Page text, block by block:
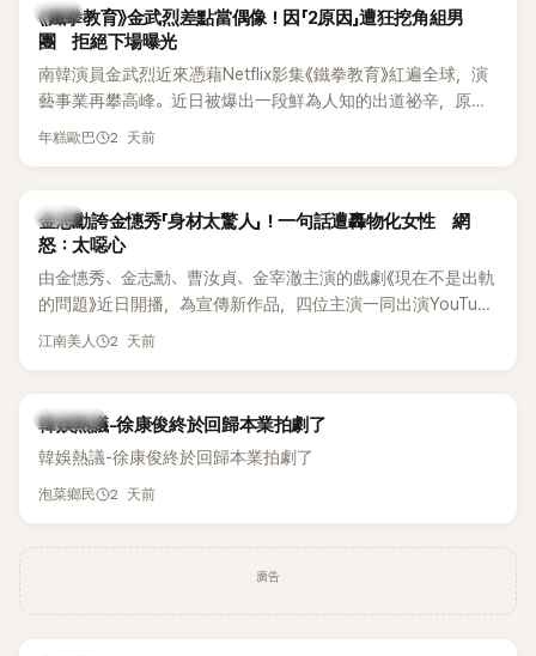
員身分出道，該團在 2000 年代初期紅極一時，由李智惠、徐
智英兩位女成員，以及張錫炫、Chris Kim 兩位男成員組成。不
過後來爆出長達四年的團內霸凌風波，甚至傳出徐智英母親對
李智惠言語辱罵、動手等爭議，最終團體於 2002 年解散。 團
體解散後，李智惠轉型 solo，靠著綜藝與歌唱實力持續活躍演
藝圈。據悉，她當年能加入 S#arp，也與 李尚敏 的賞識有關。
感情方面，李智惠於 2017 年與圈外男友結婚，婚後育有兩個
目，她經營的 YouTube 頻道也即將突破百萬訂閱，近年內容深
受網友喜愛，再度迎來事業第二春。
韓星
《鐵拳教育》金武烈差點當偶像！因「2原因」遭狂挖角組男
團 拒絕下場曝光
南韓演員金武烈近來憑藉Netflix影集《鐵拳教育》紅遍全球，演
藝事業再攀高峰。近日被爆出一段鮮為人知的出道祕辛，原來
他當年差點不是以演員身分出道，而是成為男團偶像的一員。
年糕歐巴 2 天前
韓星
金志勳誇金憓秀「身材太驚人」！一句話遭轟物化女性 網
怒：太噁心
由金憓秀、金志勳、曹汝貞、金宰澈主演的戲劇《現在不是出軌
的問題》近日開播，為宣傳新作品，四位主演一同出演YouTube
節目，不料訪談中的一段發言卻意外掀起爭議。不少網友認
江南美人 2 天前
熱議討論
韓娛熱議-徐康俊終於回歸本業拍劇了
韓娛熱議-徐康俊終於回歸本業拍劇了
泡菜鄉民 2 天前
廣告